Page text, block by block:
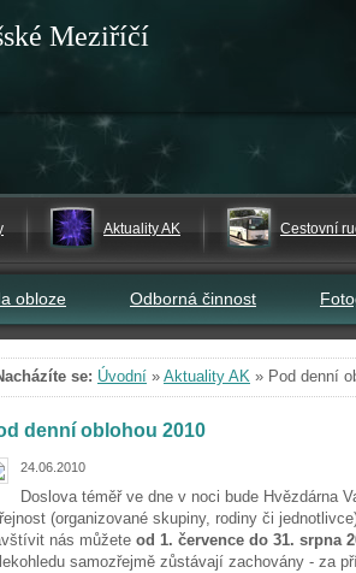
Meziříčí
Aktuality AK Cestovní
obloze Odborná činnost
se: Úvodní » Aktuality AK » Pod denní
denní oblohou 2010
24.06.2010
Doslova téměř ve dne v noci bude Hvězdárna
(organizované skupiny, rodiny či
nás můžete od 1. července do 31. srpna
samozřejmě zůstávají zachovány - za